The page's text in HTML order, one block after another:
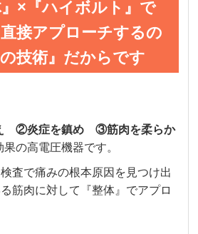
×『ハイボルト』で
接アプローチするの
技術』だからです
②炎症を鎮め ③筋肉を柔らか
果の高電圧機器です。
査で痛みの根本原因を見つけ出
筋肉に対して『整体』でアプロ